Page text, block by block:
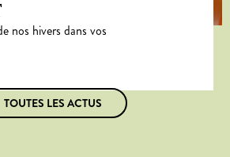
nos hivers dans vos
TOUTES LES ACTUS